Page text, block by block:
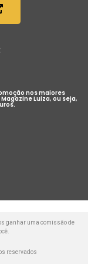
nos maiores
Luiza, ou seja,
ganhar uma comissão de
reservados